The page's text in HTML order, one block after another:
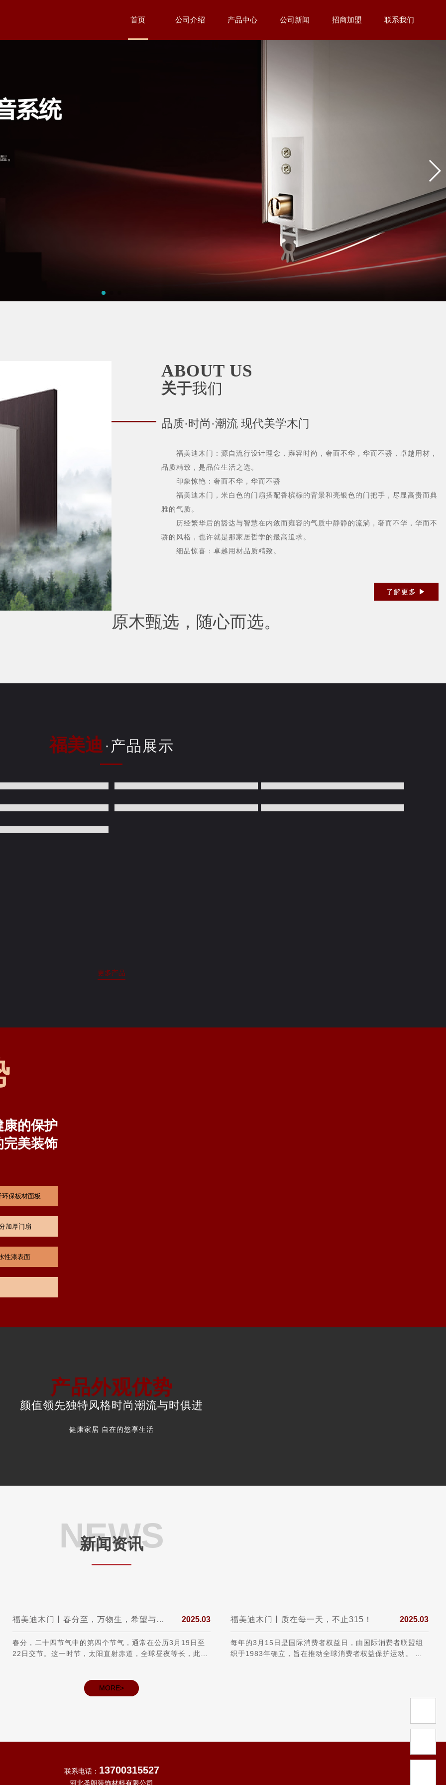
首页 公司介绍 产品中心 公司新闻 招商加盟 联系我们
ABOUT US
关于我们
品质·时尚·潮流 现代美学木门
福美迪木门：源自流行设计理念，雍容时尚，奢而不华，华而不骄，卓越用材，
品质精致，是品位生活之选。
印象惊艳：奢而不华，华而不骄
福美迪木门，米白色的门扇搭配香槟棕的背景和亮银色的门把手，尽显高贵而典
雅的气质。
历经繁华后的豁达与智慧在内敛而雍容的气质中静静的流淌，奢而不华，华而不
骄的风格，也许就是那家居哲学的最高追求。
细品惊喜：卓越用材品质精致。
了解更多 ▶
原木甄选，随心而选。
福美迪 ·产品展示
更多产品
康的保护
完美装饰
环保板材面板
加厚门扇
性漆表面
产品外观优势
颜值领先独特风格时尚潮流与时俱进
健康家居 自在的悠享生活
NEWS
新闻资讯
——
福美迪木门丨春分至，万物生，希望与美好同在! 2025.03
春分，二十四节气中的第四个节气，通常在公历3月19日至
22日交节。这一时节，太阳直射赤道，全球昼夜等长，此后
升、雨水充沛，除青藏高原等高寒地区外，越冬作物进入生
福美迪木门丨质在每一天，不止315！ 2025.03
每年的3月15日是国际消费者权益日，由国际消费者联盟组
织于1983年确立，旨在推动全球消费者权益保护运动。 保
MORE>
联系电话： 13700315527
河北圣朗装饰材料有限公司